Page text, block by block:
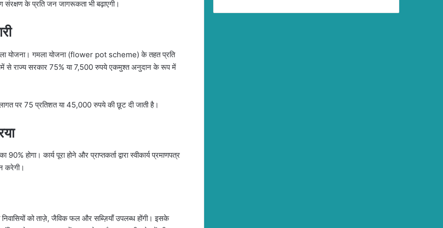
संरक्षण के प्रति जन जागरूकता भी बढ़ाएगी।
योजना। गमला योजना (flower pot scheme) के तहत प्रति
से राज्य सरकार 75% या 7,500 रुपये एकमुश्त अनुदान के रूप में
पर 75 प्रतिशत या 45,000 रुपये की छूट दी जाती है।
होगा। कार्य पूरा होने और प्राप्तकर्ता द्वारा स्वीकार्य प्रमाणपत्र
करेगी।
को ताज़े, जैविक फल और सब्ज़ियाँ उपलब्ध होंगी। इसके